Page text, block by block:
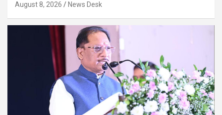
August 8, 2026 News Desk